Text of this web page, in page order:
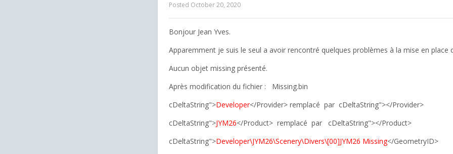
Posted October 20, 2020
Bonjour Jean Yves.
Apparemment je suis le seul a avoir rencontré quelques problèmes à la mise en place
Aucun objet missing présenté.
Après modification du fichier :
Missing.bin
cDeltaString">Developer</Provider> remplacé par cDeltaString"></Provider>
cDeltaString">JYM26</Product> remplacé par
cDeltaString"></Product>
cDeltaString">Developer\JYM26\Scenery\Divers\[00]JYM26 Missing</GeometryID>